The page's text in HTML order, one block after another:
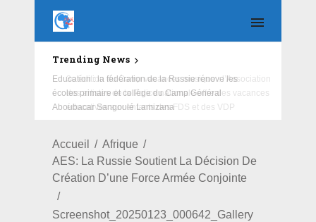
Trending News
Education : la fédération de la Russie rénove les
écoles primaire et collège du Camp Général
Aboubacar Sangoulé Lamizana
Accueil
Afrique
AES: La Russie Soutient La Décision De
Création D’une Force Armée Conjointe
Screenshot_20250123_000642_Gallery